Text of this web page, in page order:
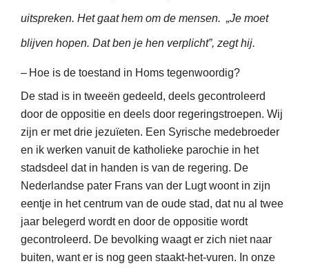
uitspreken. Het gaat hem om de mensen. „Je moet
blijven hopen. Dat ben je hen verplicht”, zegt hij.
– Hoe is de toestand in Homs tegenwoordig?
De stad is in tweeën gedeeld, deels gecontroleerd
door de oppositie en deels door regeringstroepen. Wij
zijn er met drie jezuïeten. Een Syrische medebroeder
en ik werken vanuit de katholieke parochie in het
stadsdeel dat in handen is van de regering. De
Nederlandse pater Frans van der Lugt woont in zijn
eentje in het centrum van de oude stad, dat nu al twee
jaar belegerd wordt en door de oppositie wordt
gecontroleerd. De bevolking waagt er zich niet naar
buiten, want er is nog geen staakt-het-vuren. In onze